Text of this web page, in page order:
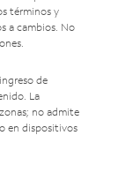
términos y
a cambios. No
de
La
no admite
en dispositivos